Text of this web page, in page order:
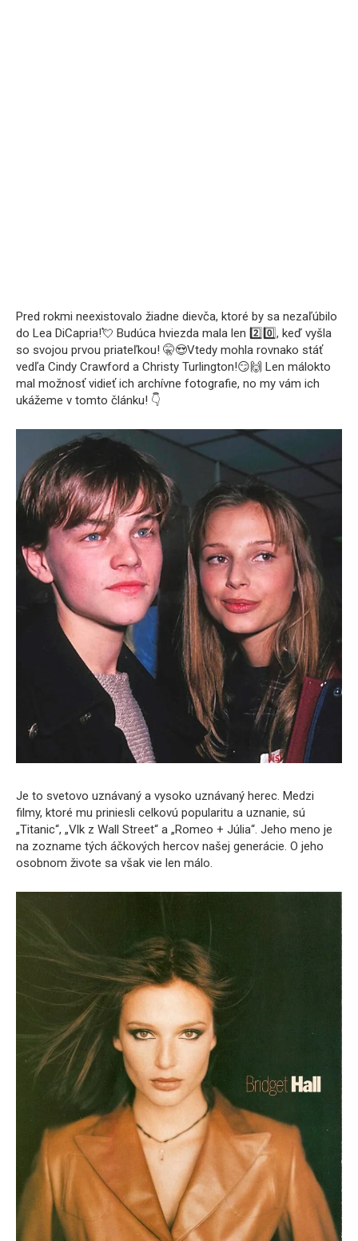
Pred rokmi neexistovalo žiadne dievča, ktoré by sa nezaľúbilo
do Lea DiCapria!💘 Budúca hviezda mala len 2️⃣0️⃣, keď vyšla
so svojou prvou priateľkou! 🤫😍Vtedy mohla rovnako stáť
vedľa Cindy Crawford a Christy Turlington!😏🙌 Len málokto
mal možnosť vidieť ich archívne fotografie, no my vám ich
ukážeme v tomto článku! 👇
Je to svetovo uznávaný a vysoko uznávaný herec. Medzi
filmy, ktoré mu priniesli celkovú popularitu a uznanie, sú
„Titanic“, „Vlk z Wall Street“ a „Romeo + Júlia“. Jeho meno je
na zozname tých áčkových hercov našej generácie. O jeho
osobnom živote sa však vie len málo.